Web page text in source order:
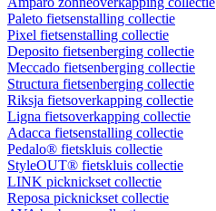
Paleto fietsenstalling collectie
Pixel fietsenstalling collectie
Deposito fietsenberging collectie
Meccado fietsenberging collectie
Structura fietsenberging collectie
Riksja fietsoverkapping collectie
Ligna fietsoverkapping collectie
Adacca fietsenstalling collectie
Pedalo® fietskluis collectie
StyleOUT® fietskluis collectie
LINK picknickset collectie
Reposa picknickset collectie